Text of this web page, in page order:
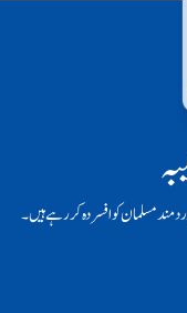
مسلمان کو افسردہ کر رہے ہیں۔